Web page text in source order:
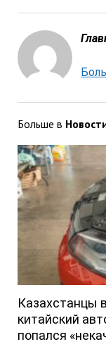
Больше в
Казахстанцы
китайский
попался